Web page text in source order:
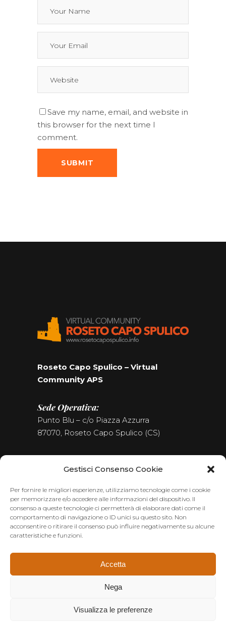
Gestisci Consenso Cookie
Per fornire le migliori esperienze, utilizziamo tecnologie come i cookie
per memorizzare e/o accedere alle informazioni del dispositivo. Il
consenso a queste tecnologie ci permetterà di elaborare dati come il
comportamento di navigazione o ID unici su questo sito. Non
acconsentire o ritirare il consenso può influire negativamente su alcune
caratteristiche e funzioni.
Accetta
Nega
Visualizza le preferenze
Save my name, email, and website in
this browser for the next time I
comment.
Roseto Capo Spulico – Virtual
Community APS
Sede Operativa:
Punto Blu – c/o Piazza Azzurra
87070, Roseto Capo Spulico (CS)
Seguici sui Social